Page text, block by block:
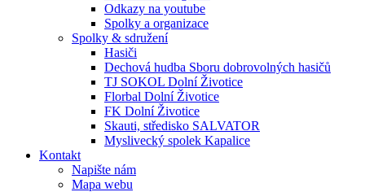
Odkazy na youtube
Spolky a organizace
Spolky & sdružení
Hasiči
Dechová hudba Sboru dobrovolných hasičů
TJ SOKOL Dolní Životice
Florbal Dolní Životice
FK Dolní Životice
Skauti, středisko SALVATOR
Myslivecký spolek Kapalice
Kontakt
Napište nám
Mapa webu